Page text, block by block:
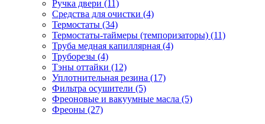
Ручка двери (11)
Средства для очистки (4)
Термостаты (34)
Термостаты-таймеры (темпоризаторы) (11)
Труба медная капиллярная (4)
Труборезы (4)
Тэны оттайки (12)
Уплотнительная резина (17)
Фильтра осушители (5)
Фреоновые и вакуумные масла (5)
Фреоны (27)